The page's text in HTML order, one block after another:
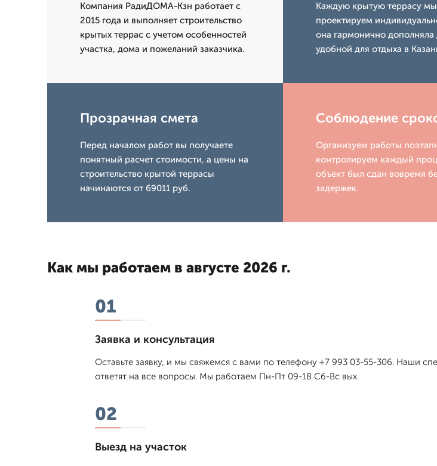
Компания РадиДОМА-Кзн работает с
2015 года и выполняет строительство
крытых террас с учетом особенностей
участка, дома и пожеланий заказчика.
Каждую крытую террасу мы
проектируем
она гармонично
удобной для отдыха в
Прозрачная смета
Перед началом работ вы получаете
понятный расчет стоимости, а цены на
строительство крытой террасы
начинаются от 69011 руб.
Соблюдение
Организуем работы
контролируем каждый
объект был сдан вовремя
задержек.
Как мы работаем в августе 2026 г.
01
Заявка и консультация
Оставьте заявку, и мы свяжемся с вами по телефону +7 993 03-55-306. Наши
ответят на все вопросы. Мы работаем Пн-Пт 09-18 Сб-Вс вых.
02
Выезд на участок